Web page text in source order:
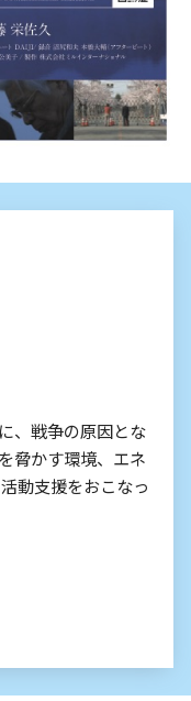
、戦争の原因とな
脅かす環境、エネ
動支援をおこなっ